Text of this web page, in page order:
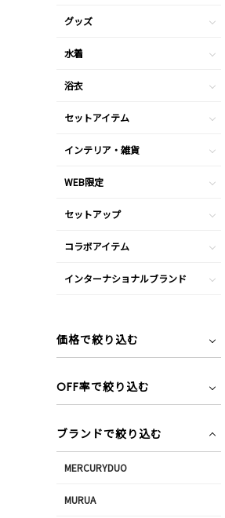
グッズ
水着
浴衣
セットアイテム
インテリア・雑貨
WEB限定
セットアップ
コラボアイテム
インターナショナルブランド
価格で絞り込む
OFF率で絞り込む
ブランドで絞り込む
MERCURYDUO
MURUA